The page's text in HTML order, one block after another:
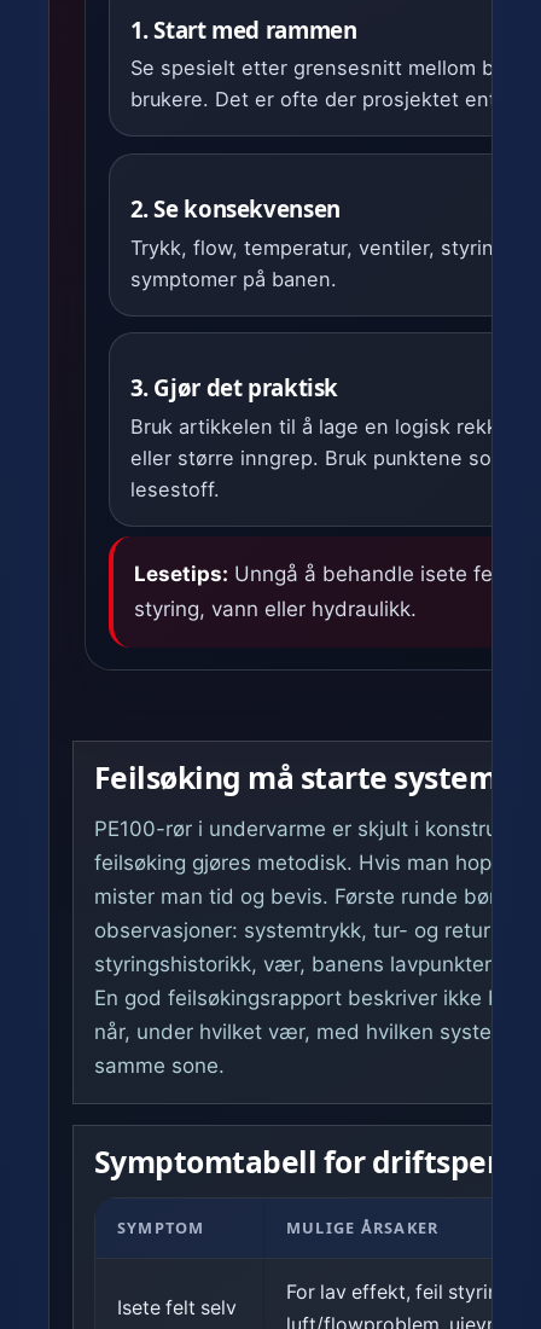
1. Start med rammen
Se spesielt etter grensesnitt mellom
brukere. Det er ofte der prosjektet enten
2. Se konsekvensen
Trykk, flow, temperatur, ventiler, styring
symptomer på banen.
3. Gjør det praktisk
Bruk artikkelen til å lage en logisk
eller større inngrep. Bruk punktene som
lesestoff.
Lesetips: Unngå å behandle isete felt
styring, vann eller hydraulikk.
Feilsøking må starte
PE100-rør i undervarme er skjult i
feilsøking gjøres metodisk. Hvis man hopper
mister man tid og bevis. Første runde bør
observasjoner: systemtrykk, tur- og
styringshistorikk, vær, banens lavpunkter og
En god feilsøkingsrapport beskriver ikke bare
når, under hvilket vær, med hvilken
samme sone.
Symptomtabell for
SYMPTOM MULIGE ÅRSAKER
Isete felt selv
For lav effekt, feil styring,
luft/flowproblem, ujevn